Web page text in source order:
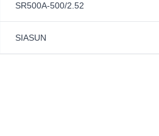
SR500A-500/2.52
SIASUN